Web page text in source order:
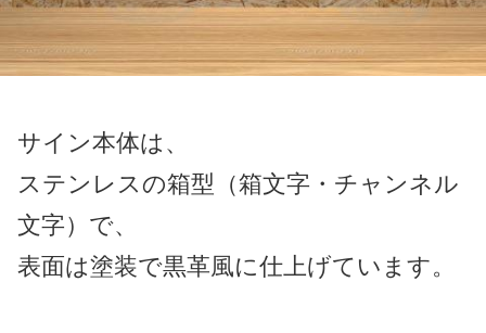
サイン本体は、
ステンレスの箱型（箱文字・チャンネル
文字）で、
表面は塗装で黒革風に仕上げています。